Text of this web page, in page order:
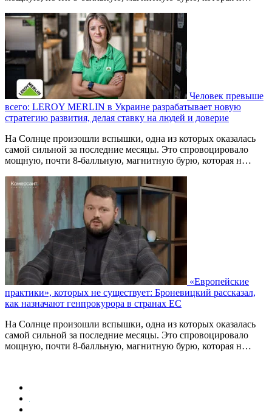
Человек превыше
всего: LEROY MERLIN в Украине разрабатывает новую
стратегию развития, делая ставку на людей и доверие
На Солнце произошли вспышки, одна из которых оказалась
самой сильной за последние месяцы. Это спровоцировало
мощную, почти 8-балльную, магнитную бурю, которая н…
«Европейские
практики», которых не существует: Броневицкий рассказал,
как назначают генпрокурора в странах ЕС
На Солнце произошли вспышки, одна из которых оказалась
самой сильной за последние месяцы. Это спровоцировало
мощную, почти 8-балльную, магнитную бурю, которая н…